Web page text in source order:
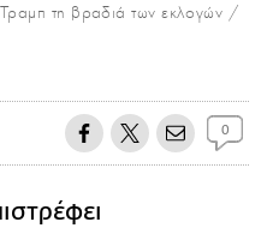
τη βραδιά των εκλογών /
0